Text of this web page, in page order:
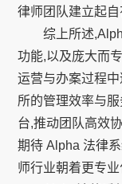
律师团队建立起自
综上所述
功能,以及庞大而
运营与办案过程
所的管理效率与
台,推动团队高效
期待 Alpha 法律
师行业朝着更专业